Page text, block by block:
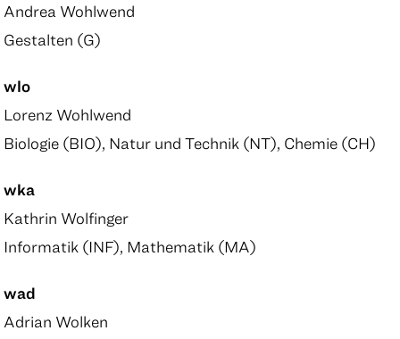
Andrea Wohlwend
Gestalten (G)
wlo
Lorenz Wohlwend
Biologie (BIO), Natur und Technik (NT), Chemie (CH)
wka
Kathrin Wolfinger
Informatik (INF), Mathematik (MA)
wad
Adrian Wolken